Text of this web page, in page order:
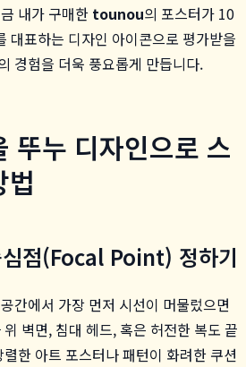
내가 구매한 tounou의 포스터가 10
대표하는 디자인 아이콘으로 평가받을
경험을 더욱 풍요롭게 만듭니다.
뚜누 디자인으로 스
법
점(Focal Point) 정하기
간에서 가장 먼저 시선이 머물렀으면
벽면, 침대 헤드, 혹은 허전한 복도 끝
한 아트 포스터나 패턴이 화려한 쿠션